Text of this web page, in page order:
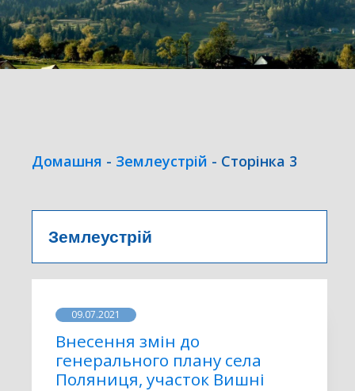
Домашня - Землеустрій - Сторінка 3
Землеустрій
09.07.2021
Внесення змін до
генерального плану села
Поляниця, участок Вишні